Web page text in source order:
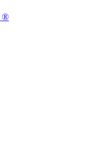
®